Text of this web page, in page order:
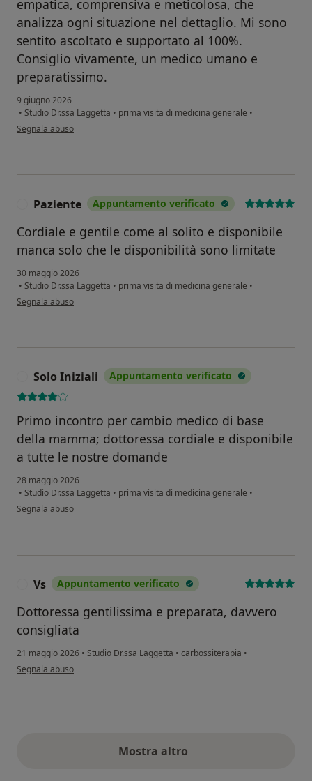
empatica, comprensiva e meticolosa, che
analizza ogni situazione nel dettaglio. Mi sono
sentito ascoltato e supportato al 100%.
Consiglio vivamente, un medico umano e
preparatissimo.
9 giugno 2026
• Studio Dr.ssa Laggetta • prima visita di medicina generale •
secondo l'opinione dell'utente Wahaj Rajput
Segnala abuso
Paziente Appuntamento verificato
Cordiale e gentile come al solito e disponibile
manca solo che le disponibilità sono limitate
30 maggio 2026
• Studio Dr.ssa Laggetta • prima visita di medicina generale •
secondo l'opinione dell'utente Paziente
Segnala abuso
Solo Iniziali Appuntamento verificato
Primo incontro per cambio medico di base
della mamma; dottoressa cordiale e disponibile
a tutte le nostre domande
28 maggio 2026
• Studio Dr.ssa Laggetta • prima visita di medicina generale •
secondo l'opinione dell'utente Solo Iniziali
Segnala abuso
Vs Appuntamento verificato
Dottoressa gentilissima e preparata, davvero
consigliata
21 maggio 2026 • Studio Dr.ssa Laggetta • carbossiterapia •
secondo l'opinione dell'utente Vs
Segnala abuso
Mostra altroopinioni di cui sopra